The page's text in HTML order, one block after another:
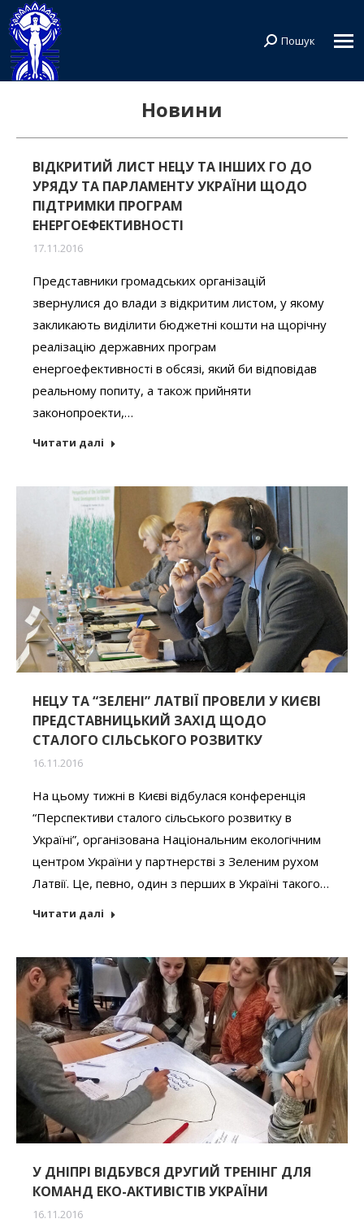
Search:
Пошук
Новини
ВІДКРИТИЙ ЛИСТ НЕЦУ ТА ІНШИХ ГО ДО
УРЯДУ ТА ПАРЛАМЕНТУ УКРАЇНИ ЩОДО
ПІДТРИМКИ ПРОГРАМ
ЕНЕРГОЕФЕКТИВНОСТІ
17.11.2016
Представники громадських організацій
звернулися до влади з відкритим листом, у якому
закликають виділити бюджетні кошти на щорічну
реалізацію державних програм
енергоефективності в обсязі, який би відповідав
реальному попиту, а також прийняти
законопроекти,…
Читати далі
НЕЦУ ТА “ЗЕЛЕНІ” ЛАТВІЇ ПРОВЕЛИ У КИЄВІ
ПРЕДСТАВНИЦЬКИЙ ЗАХІД ЩОДО
СТАЛОГО СІЛЬСЬКОГО РОЗВИТКУ
16.11.2016
На цьому тижні в Києві відбулася конференція
“Перспективи сталого сільського розвитку в
Україні”, організована Національним екологічним
центром України у партнерстві з Зеленим рухом
Латвії. Це, певно, один з перших в Україні такого…
Читати далі
У ДНІПРІ ВІДБУВСЯ ДРУГИЙ ТРЕНІНГ ДЛЯ
КОМАНД ЕКО-АКТИВІСТІВ УКРАЇНИ
16.11.2016